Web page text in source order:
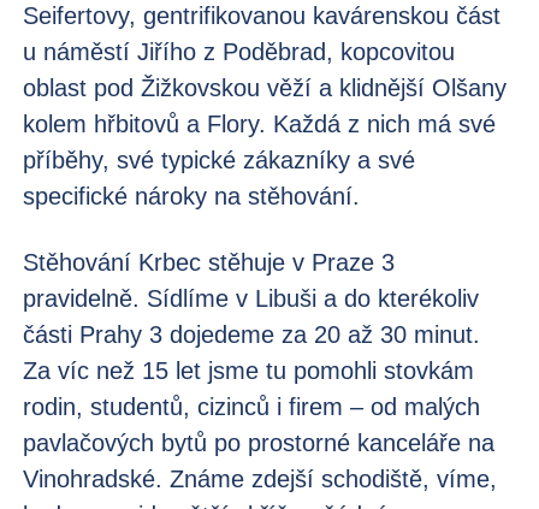
Seifertovy, gentrifikovanou kavárenskou část
u náměstí Jiřího z Poděbrad, kopcovitou
oblast pod Žižkovskou věží a klidnější Olšany
kolem hřbitovů a Flory. Každá z nich má své
příběhy, své typické zákazníky a své
specifické nároky na stěhování.
Stěhování Krbec stěhuje v Praze 3
pravidelně. Sídlíme v Libuši a do kterékoliv
části Prahy 3 dojedeme za 20 až 30 minut.
Za víc než 15 let jsme tu pomohli stovkám
rodin, studentů, cizinců i firem – od malých
pavlačových bytů po prostorné kanceláře na
Vinohradské. Známe zdejší schodiště, víme,